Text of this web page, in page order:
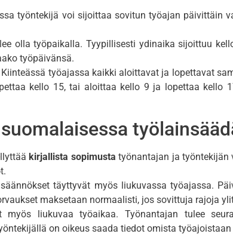
työntekijä voi sijoittaa sovitun työajan päivittäin
olla työpaikalla. Tyypillisesti ydinaika sijoittuu
työpäivänsä.
työajassa kaikki aloittavat ja lopettavat
kello 15, tai aloittaa kello 9 ja lopettaa kello
kirjallista sopimusta työnantajan ja työntekijän
täyttyvät myös liukuvassa työajassa.
maksetaan normaalisti, jos sovittuja rajoja
myös liukuvaa työaikaa. Työnantajan tulee
on oikeus saada tiedot omista